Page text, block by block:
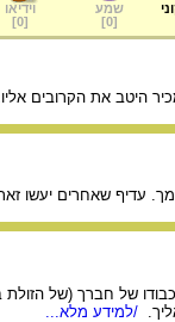
שמע
[
0
]
וידיאו
[
0
]
היטב את הקרובים
עדיף שאחרים יעשו
של חברך (של הזולת
/למידע מלא...